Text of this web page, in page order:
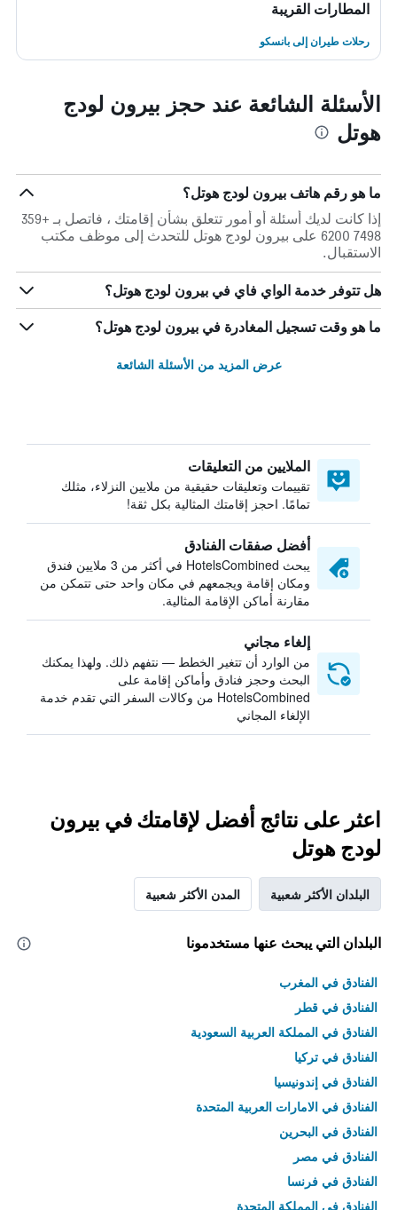
المطارات القريبة
رحلات طيران إلى بانسكو
الأسئلة الشائعة عند حجز بيرون لودج
هوتل
ما هو رقم هاتف بيرون لودج هوتل؟
إذا كانت لديك أسئلة أو أمور تتعلق بشأن إقامتك ، فاتصل بـ +359
7498 6200 على بيرون لودج هوتل للتحدث إلى موظف مكتب
الاستقبال.
هل تتوفر خدمة الواي فاي في بيرون لودج هوتل؟
ما هو وقت تسجيل المغادرة في بيرون لودج هوتل؟
عرض المزيد من الأسئلة الشائعة
الملايين من التعليقات
تقييمات وتعليقات حقيقية من ملايين النزلاء، مثلك
تمامًا. احجز إقامتك المثالية بكل ثقة!
أفضل صفقات الفنادق
يبحث HotelsCombined في أكثر من 3 ملايين فندق
ومكان إقامة ويجمعهم في مكان واحد حتى تتمكن من
مقارنة أماكن الإقامة المثالية.
إلغاء مجاني
من الوارد أن تتغير الخطط — نتفهم ذلك. ولهذا يمكنك
البحث وحجز فنادق وأماكن إقامة على
HotelsCombined من وكالات السفر التي تقدم خدمة
الإلغاء المجاني
اعثر على نتائج أفضل لإقامتك في بيرون
لودج هوتل
البلدان الأكثر شعبية المدن الأكثر شعبية
البلدان التي يبحث عنها مستخدمونا
الفنادق في المغرب
الفنادق في قطر
الفنادق في المملكة العربية السعودية
الفنادق في تركيا
الفنادق في إندونيسيا
الفنادق في الامارات العربية المتحدة
الفنادق في البحرين
الفنادق في مصر
الفنادق في فرنسا
الفنادق في المملكة المتحدة